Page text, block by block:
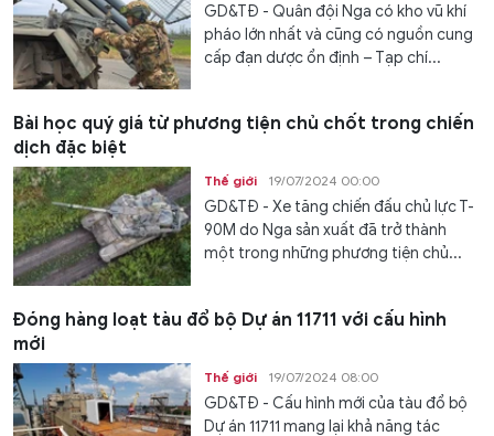
GD&TĐ - Quân đội Nga có kho vũ khí
pháo lớn nhất và cũng có nguồn cung
cấp đạn dược ổn định – Tạp chí...
Bài học quý giá từ phương tiện chủ chốt trong chiến
dịch đặc biệt
Thế giới 19/07/2024 00:00
GD&TĐ - Xe tăng chiến đấu chủ lực T-
90M do Nga sản xuất đã trở thành
một trong những phương tiện chủ...
Đóng hàng loạt tàu đổ bộ Dự án 11711 với cấu hình
mới
Thế giới 19/07/2024 08:00
GD&TĐ - Cấu hình mới của tàu đổ bộ
Dự án 11711 mang lại khả năng tác